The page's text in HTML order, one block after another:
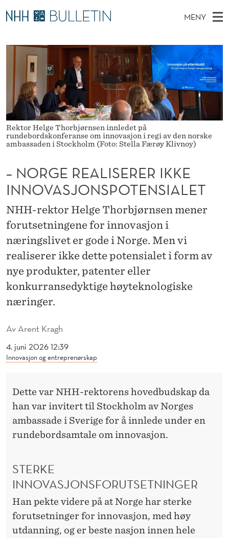
N
O
R
E
L
S
E
R
E
R
K
K
E
MENY
O
D
M
E
N
Ø
D
E
T
Stipendiater og nye forskerprofiler
Disputaser
Ekspertutvalg
Om Bulletin
Rektor Helge Thorbjørnsen innledet på
rundebordskonferanse om innovasjon i regi av den norske
ambassaden i Stockholm (Foto: Stella Færøy Klivnoy)
Av Arent Kragh
4. juni 2026 12:39
Innovasjon og entreprenørskap
– NORGE REALISERER IKKE
INNOVASJONSPOTENSIALET
NHH-rektor Helge Thorbjørnsen mener
forutsetningene for innovasjon i
næringslivet er gode i Norge. Men vi
realiserer ikke dette potensialet i form av
nye produkter, patenter eller
konkurransedyktige høyteknologiske
næringer.
Dette var NHH-rektorens hovedbudskap da
han var invitert til Stockholm av Norges
ambassade i Sverige for å innlede under en
rundebordsamtale om innovasjon.
STERKE
INNOVASJONSFORUTSETNINGER
Han pekte videre på at Norge har sterke
forutsetninger for innovasjon, med høy
utdanning, og er beste nasjon innen hele